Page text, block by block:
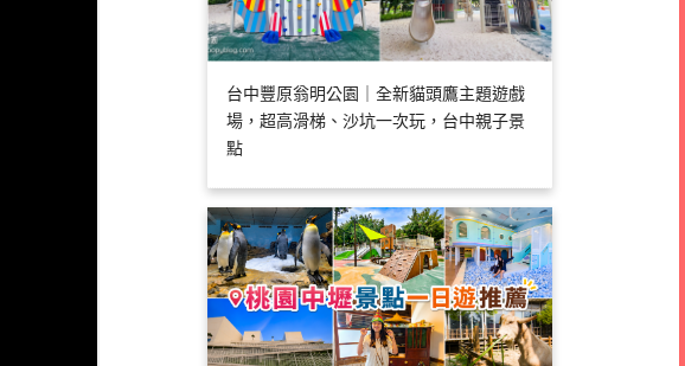
台中豐原翁明公園｜全新貓頭鷹主題遊戲
場，超高滑梯、沙坑一次玩，台中親子景
點